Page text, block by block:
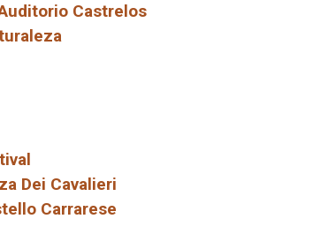
Castrelos
Dei Cavalieri
Carrarese